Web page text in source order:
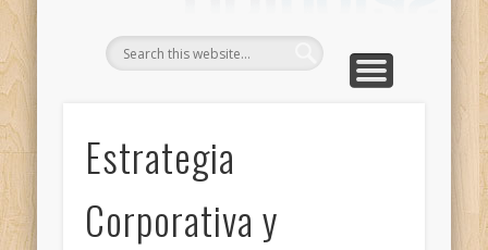
Estrategia
Corporativa y